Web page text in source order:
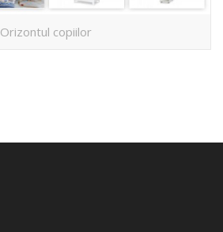
Orizontul copiilor